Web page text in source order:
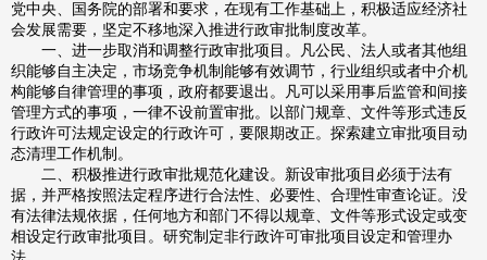
党中央、国务院的部署和要求，在现有工作基础上，积极适应经济社
会发展需要，坚定不移地深入推进行政审批制度改革。
一、进一步取消和调整行政审批项目。凡公民、法人或者其他组
织能够自主决定，市场竞争机制能够有效调节，行业组织或者中介机
构能够自律管理的事项，政府都要退出。凡可以采用事后监管和间接
管理方式的事项，一律不设前置审批。以部门规章、文件等形式违反
行政许可法规定设定的行政许可，要限期改正。探索建立审批项目动
态清理工作机制。
二、积极推进行政审批规范化建设。新设审批项目必须于法有
据，并严格按照法定程序进行合法性、必要性、合理性审查论证。没
有法律法规依据，任何地方和部门不得以规章、文件等形式设定或变
相设定行政审批项目。研究制定非行政许可审批项目设定和管理办